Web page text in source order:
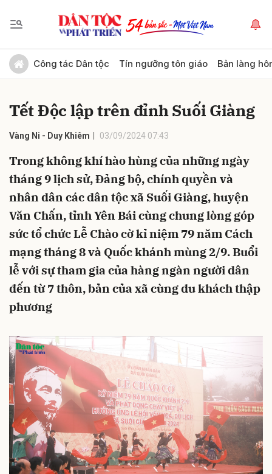
Công tác Dân tộc Tín ngưỡng tôn giáo Bản làng
Tết Độc lập trên đỉnh Suối Giàng
Vàng Ni - Duy Khiêm 03/09/2024 07:43
Trong không khí hào hùng của những ngày
tháng 9 lịch sử, Đảng bộ, chính quyền và
nhân dân các dân tộc xã Suối Giàng, huyện
Văn Chấn, tỉnh Yên Bái cùng chung lòng góp
sức tổ chức Lễ Chào cờ kỉ niệm 79 năm Cách
mạng tháng 8 và Quốc khánh mùng 2/9. Buổi
lễ với sự tham gia của hàng ngàn người dân
đến từ 7 thôn, bản của xã cùng du khách thập
phương
Gửi bình luận
Hủy